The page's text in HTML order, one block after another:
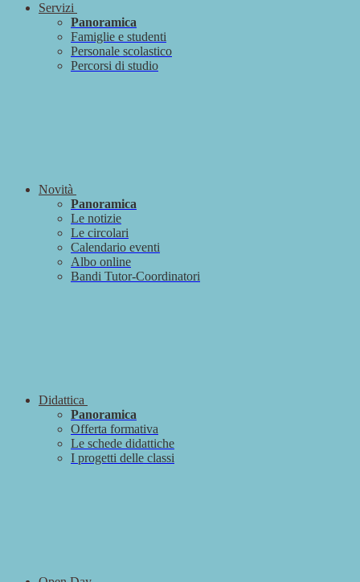
Servizi
Panoramica
Famiglie e studenti
Personale scolastico
Percorsi di studio
Novità
Panoramica
Le notizie
Le circolari
Calendario eventi
Albo online
Bandi Tutor-Coordinatori
Didattica
Panoramica
Offerta formativa
Le schede didattiche
I progetti delle classi